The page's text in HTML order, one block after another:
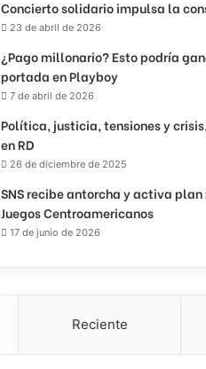
Concierto solidario impulsa la
23 de abril de 2026
¿Pago millonario? Esto podría
portada en Playboy
7 de abril de 2026
Política, justicia, tensiones y
en RD
26 de diciembre de 2025
SNS recibe antorcha y activa
Juegos Centroamericanos
17 de junio de 2026
Reciente